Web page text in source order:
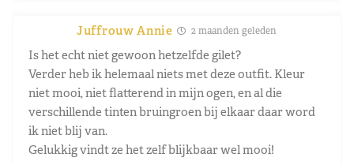
Juffrouw Annie 2 maanden geleden
Is het echt niet gewoon hetzelfde gilet?
Verder heb ik helemaal niets met deze outfit. Kleur
niet mooi, niet flatterend in mijn ogen, en al die
verschillende tinten bruingroen bij elkaar daar word
ik niet blij van.
Gelukkig vindt ze het zelf blijkbaar wel mooi!